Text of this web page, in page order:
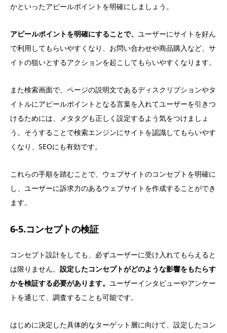
かといったアピールポイントを明確にしましょう。
アピールポイントを明確にすることで、 ユーザーにサイトを好ん
で利用してもらいやすくなり、お問い合わせや商品購入など、サ
イトの狙いとするアクションを起こしてもらいやすくなります。
また検索画面で、ページの説明文であるディスクリプションやタ
イトルにアピールポイントとなる言葉を入れてユーザーを引きつ
けるためには、メタタグも正しく設定するよう気をつけましょ
う。そうすることで検索エンジンにサイトを認識してもらいやす
くなり、SEOにも有効です。
これらの手順を踏むことで、ウェブサイトのコンセプトを明確に
し、ユーザーに訴求力のあるウェブサイトを作成することができ
ます。
6-5.コンセプトの検証
コンセプト設計をしても、必ずユーザーに受け入れてもらえると
は限りません。 設定したコンセプトがどのような影響をもたらす
かを検証する必要があります。 ユーザーインタビューやアンケー
トを通じて、調査することも可能です。
はじめに決定した具体的なターゲット層に向けて、設定したコン